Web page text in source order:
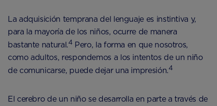
La adquisición temprana del lenguaje es instintiva y,
para la mayoría de los niños, ocurre de manera
bastante natural.4Pero, la forma en que nosotros,
como adultos, respondemos a los intentos de un niño
de comunicarse, puede dejar una impresión.4
El cerebro de un niño se desarrolla en parte a través de